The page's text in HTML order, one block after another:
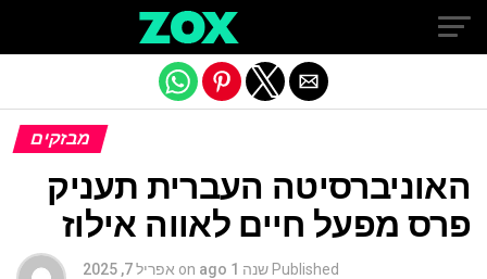
מבזקים
האוניברסיטה העברית תעניק
פרס מפעל חיים לאווה אילוז
Published שנה 1 ago on אפריל 7, 2025
Exit mobile version